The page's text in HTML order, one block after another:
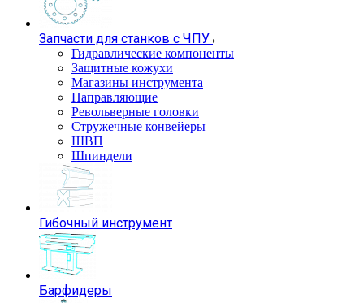
Запчасти для станков с ЧПУ
Гидравлические компоненты
Защитные кожухи
Магазины инструмента
Направляющие
Револьверные головки
Стружечные конвейеры
ШВП
Шпиндели
Гибочный инструмент
Барфидеры